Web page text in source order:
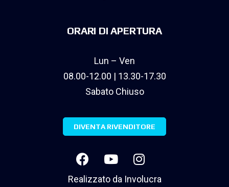
ORARI DI APERTURA
Lun – Ven
08.00-12.00 | 13.30-17.30
Sabato Chiuso
DIVENTA RIVENDITORE
Realizzato da Involucra